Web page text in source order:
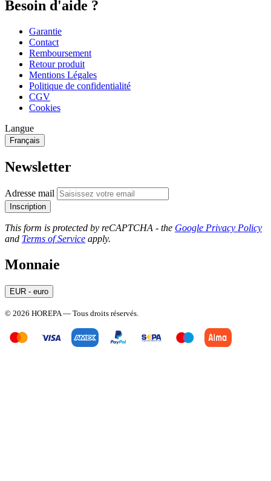
Besoin d'aide ?
Garantie
Contact
Remboursement
Retour produit
Mentions Légales
Politique de confidentialité
CGV
Cookies
Langue
Français
Newsletter
Adresse mail
Inscription
This form is protected by reCAPTCHA - the Google Privacy Policy
and Terms of Service apply.
Monnaie
EUR - euro
© 2026 HOREPA — Tous droits réservés.